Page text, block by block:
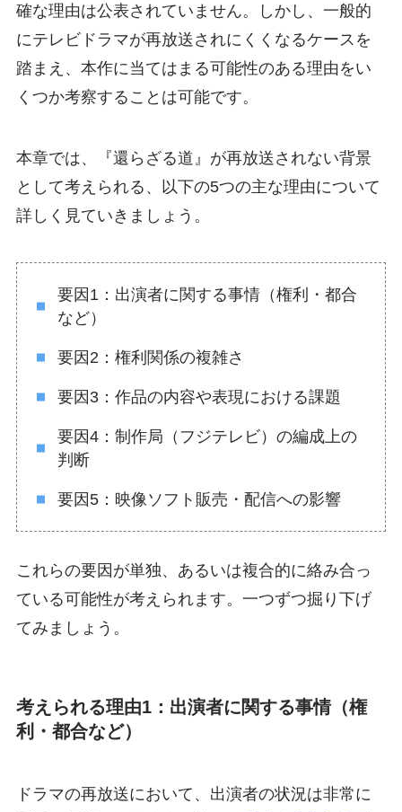
確な理由は公表されていません。しかし、一般的
にテレビドラマが再放送されにくくなるケースを
踏まえ、本作に当てはまる可能性のある理由をい
くつか考察することは可能です。
本章では、『還らざる道』が再放送されない背景
として考えられる、以下の5つの主な理由について
詳しく見ていきましょう。
要因1：出演者に関する事情（権利・都合
など）
要因2：権利関係の複雑さ
要因3：作品の内容や表現における課題
要因4：制作局（フジテレビ）の編成上の
判断
要因5：映像ソフト販売・配信への影響
これらの要因が単独、あるいは複合的に絡み合っ
ている可能性が考えられます。一つずつ掘り下げ
てみましょう。
考えられる理由1：出演者に関する事情（権
利・都合など）
ドラマの再放送において、出演者の状況は非常に